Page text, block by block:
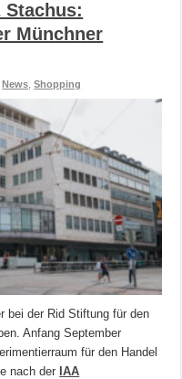
Münchner
,News ,Shopping
bei der Rid Stiftung für den
Anfang September
für den Handel
nach derIAA